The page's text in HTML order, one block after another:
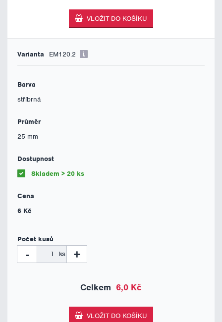
EM120.2
stříbrná
25 mm
Skladem > 20 ks
6 Kč
- ks +
6,0 Kč